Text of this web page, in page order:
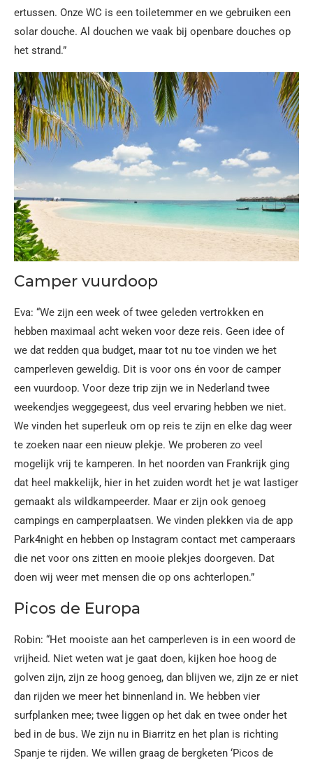
ertussen. Onze WC is een toiletemmer en we gebruiken een
solar douche. Al douchen we vaak bij openbare douches op
het strand.”
Camper vuurdoop
Eva: “We zijn een week of twee geleden vertrokken en
hebben maximaal acht weken voor deze reis. Geen idee of
we dat redden qua budget, maar tot nu toe vinden we het
camperleven geweldig. Dit is voor ons én voor de camper
een vuurdoop. Voor deze trip zijn we in Nederland twee
weekendjes weggegeest, dus veel ervaring hebben we niet.
We vinden het superleuk om op reis te zijn en elke dag weer
te zoeken naar een nieuw plekje. We proberen zo veel
mogelijk vrij te kamperen. In het noorden van Frankrijk ging
dat heel makkelijk, hier in het zuiden wordt het je wat lastiger
gemaakt als wildkampeerder. Maar er zijn ook genoeg
campings en camperplaatsen. We vinden plekken via de app
Park4night en hebben op Instagram contact met camperaars
die net voor ons zitten en mooie plekjes doorgeven. Dat
doen wij weer met mensen die op ons achterlopen.”
Picos de Europa
Robin: “Het mooiste aan het camperleven is in een woord de
vrijheid. Niet weten wat je gaat doen, kijken hoe hoog de
golven zijn, zijn ze hoog genoeg, dan blijven we, zijn ze er niet
dan rijden we meer het binnenland in. We hebben vier
surfplanken mee; twee liggen op het dak en twee onder het
bed in de bus. We zijn nu in Biarritz en het plan is richting
Spanje te rijden. We willen graag de bergketen ‘Picos de